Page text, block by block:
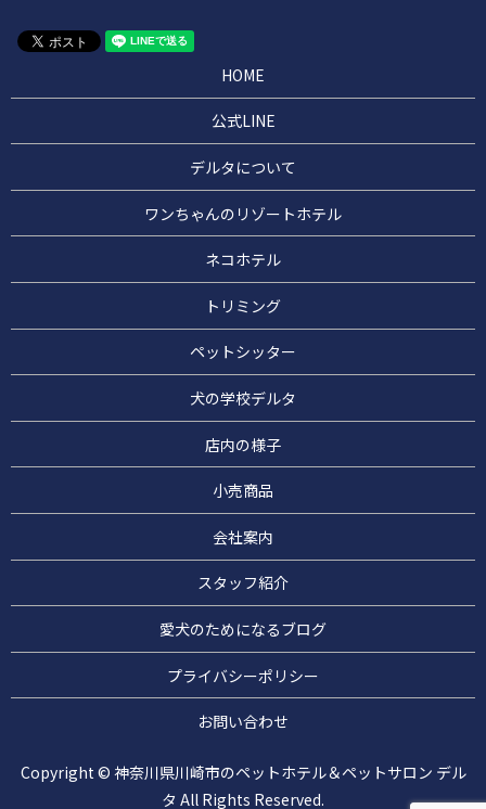
HOME
公式LINE
デルタについて
ワンちゃんのリゾートホテル
ネコホテル
トリミング
ペットシッター
犬の学校デルタ
店内の様子
小売商品
会社案内
スタッフ紹介
愛犬のためになるブログ
プライバシーポリシー
お問い合わせ
Copyright © 神奈川県川崎市のペットホテル＆ペットサロン デル
タ All Rights Reserved.